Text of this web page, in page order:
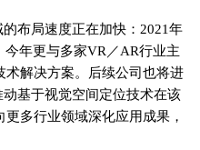
布局速度正在加快：2021年
年更与多家VR／AR行业主
解决方案。后续公司也将进
基于视觉空间定位技术在该
多行业领域深化应用成果，